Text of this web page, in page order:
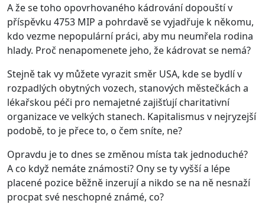
A že se toho opovrhovaného kádrování dopouští v
příspěvku 4753 MIP a pohrdavě se vyjadřuje k někomu,
kdo vezme nepopulární práci, aby mu neumřela rodina
hlady. Proč nenapomenete jeho, že kádrovat se nemá?
Stejně tak vy můžete vyrazit směr USA, kde se bydlí v
rozpadlých obytných vozech, stanových městečkách a
lékařskou péči pro nemajetné zajišťují charitativní
organizace ve velkých stanech. Kapitalismus v nejryzejší
podobě, to je přece to, o čem sníte, ne?
Opravdu je to dnes se změnou místa tak jednoduché?
A co když nemáte známosti? Ony se ty vyšší a lépe
placené pozice běžně inzerují a nikdo se na ně nesnaží
procpat své neschopné známé, co?